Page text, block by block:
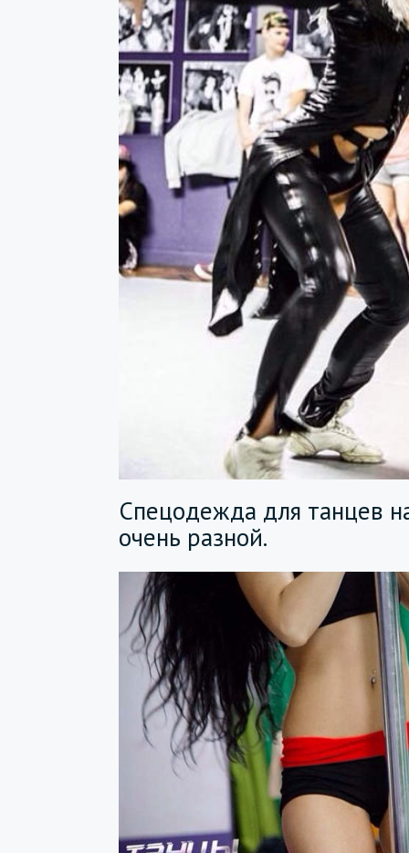
Спецодежда для танцев
очень разной.